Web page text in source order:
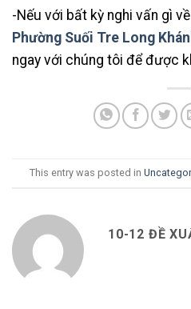
-Nếu với bất kỳ nghi vấn gì
Phường Suối Tre Long
ngay với chúng tôi để được
This entry was posted in
10-12 ĐỀ